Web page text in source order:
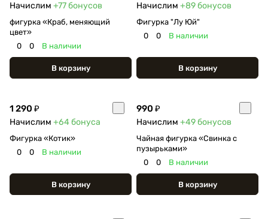
Начислим +77бонусов
фигурка «Краб, меняющий
цвет»
0
0 В наличии
В корзину
Начислим +89бонусов
Фигурка "Лу Юй"
0
0 В наличии
В корзину
1 290 ₽
Начислим +64бонуса
Фигурка «Котик»
0
0 В наличии
В корзину
990 ₽
Начислим +49бонусов
Чайная фигурка «Свинка с
пузырьками»
0
0 В наличии
В корзину